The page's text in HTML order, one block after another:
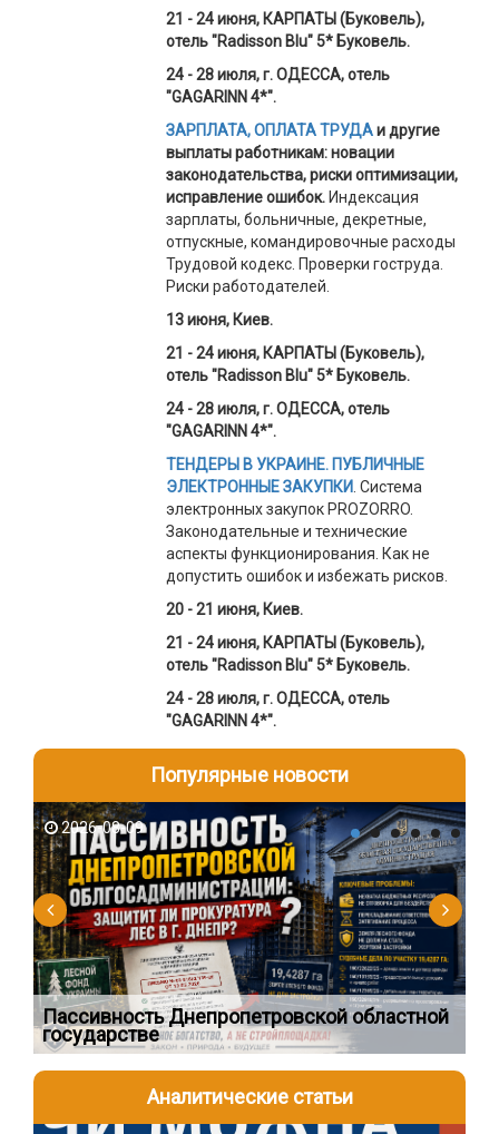
21 - 24 июня, КАРПАТЫ (Буковель),
отель "Radisson Blu" 5* Буковель.
24 - 28 июля, г. ОДЕССА, отель
"GAGARINN 4*".
ЗАРПЛАТА, ОПЛАТА ТРУДАи другие
выплаты работникам: новации
законодательства, риски оптимизации,
исправление ошибок. Индексация
зарплаты, больничные, декретные,
отпускные, командировочные расходы
Трудовой кодекс. Проверки гоструда.
Риски работодателей.
13 июня, Киев.
21 - 24 июня, КАРПАТЫ (Буковель),
отель "Radisson Blu" 5* Буковель.
24 - 28 июля, г. ОДЕССА, отель
"GAGARINN 4*".
ТЕНДЕРЫ В УКРАИНЕ. ПУБЛИЧНЫЕ
ЭЛЕКТРОННЫЕ ЗАКУПКИ . Система
электронных закупок PROZORRO.
Законодательные и технические
аспекты функционирования. Как не
допустить ошибок и избежать рисков.
20 - 21 июня, Киев.
21 - 24 июня, КАРПАТЫ (Буковель),
отель "Radisson Blu" 5* Буковель.
24 - 28 июля, г. ОДЕССА, отель
"GAGARINN 4*".
Популярные новости
2026-08-09
Пассивность Днепропетровской областной
государстве
Аналитические статьи